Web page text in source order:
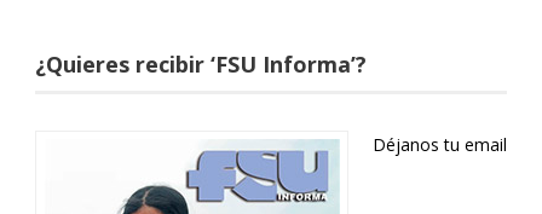
¿Quieres recibir ‘FSU Informa’?
Déjanos tu email